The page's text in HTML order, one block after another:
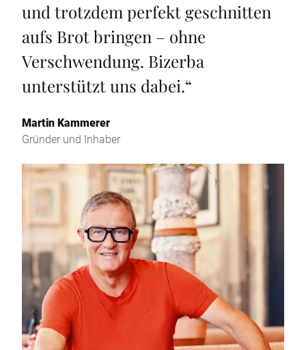
und trotzdem perfekt geschnitten
aufs Brot bringen – ohne
Verschwendung. Bizerba
unterstützt uns dabei.“
Martin Kammerer
Gründer und Inhaber